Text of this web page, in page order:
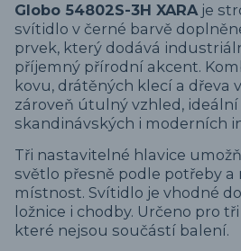
Globo 54802S-3H XARAje
svítidlo v černé barvě
prvek, který dodává
příjemný přírodní akcent.
kovu, drátěných klecí a dřeva
zároveň útulný vzhled,
skandinávských i moderních
Tři nastavitelné hlavice
světlo přesně podle potřeby
místnost. Svítidlo je vhodné
ložnice i chodby. Určeno pro
které nejsou součástí balení.